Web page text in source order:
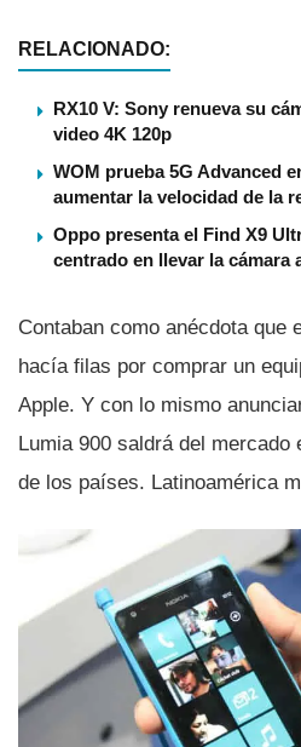
RELACIONADO:
RX10 V: Sony renueva su
video 4K 120p
WOM prueba 5G Advanced
aumentar la velocidad de la
Oppo presenta el Find X9
centrado en llevar la cámara
Contaban como anécdota que
hací­a filas por comprar un
Apple. Y con lo mismo
Lumia 900 saldrá del mercado
de los paí­ses. Latinoamérica